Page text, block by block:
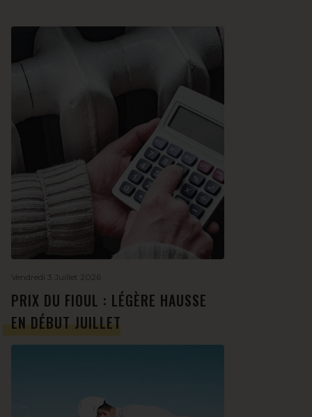
Vendredi 3 Juillet 2026
PRIX DU FIOUL : LÉGÈRE HAUSSE
EN DÉBUT JUILLET